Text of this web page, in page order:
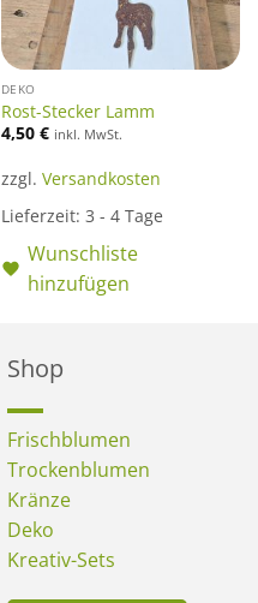
DEKO
Rost-Stecker Lamm
4,50 € inkl. MwSt.
zzgl. Versandkosten
Lieferzeit: 3 - 4 Tage
Wunschliste
hinzufügen
Shop
Frischblumen
Trockenblumen
Kränze
Deko
Kreativ-Sets